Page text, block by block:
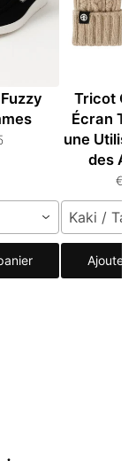
Tricot
Écran
une
des
Kaki /
Ajouter